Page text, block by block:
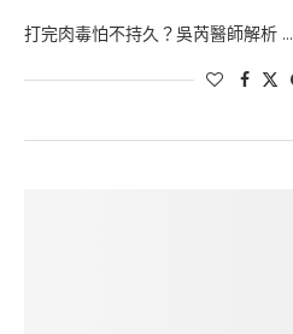
打完肉毒怕不持久？吳芮醫師解析 …